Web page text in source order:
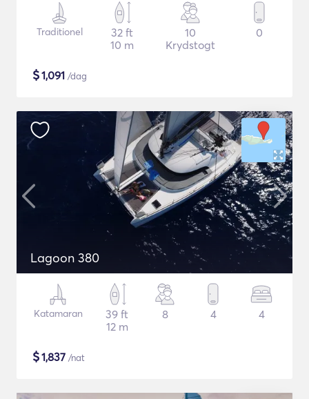
Traditionel
32 ft
10 m
10
Krydstogt
0
$1,091 /dag
Lagoon 380
Katamaran
39 ft
12 m
8 4 4
$1,837 /nat